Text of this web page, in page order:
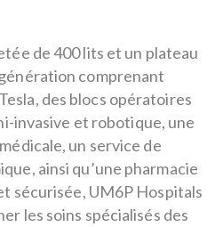
de 400 lits et un plateau
comprenant
des blocs opératoires
invasive et robotique, une
un service de
ainsi qu’une pharmacie
sécurisée, UM6P Hospitals
les soins spécialisés des